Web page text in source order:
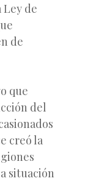
Ley de
de
que
del
creó la
situación